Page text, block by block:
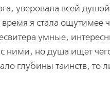
уверовала всей
я стала ощутимее
умные,
ними, но душа ищет
глубины таинств, то